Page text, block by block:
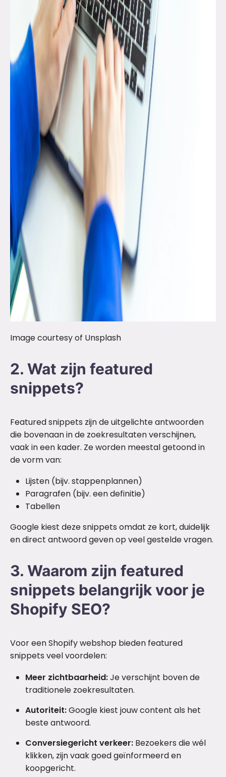
Image courtesy of Unsplash
2. Wat zijn featured
snippets?
Featured snippets zijn de uitgelichte antwoorden
die bovenaan in de zoekresultaten verschijnen,
vaak in een kader. Ze worden meestal getoond in
de vorm van:
Lijsten (bijv. stappenplannen)
Paragrafen (bijv. een definitie)
Tabellen
Google kiest deze snippets omdat ze kort, duidelijk
en direct antwoord geven op veel gestelde vragen.
3. Waarom zijn featured
snippets belangrijk voor je
Shopify SEO?
Voor een Shopify webshop bieden featured
snippets veel voordelen:
Meer zichtbaarheid:Je verschijnt boven de
traditionele zoekresultaten.
Autoriteit:Google kiest jouw content als het
beste antwoord.
Conversiegericht verkeer: Bezoekers die wél
klikken, zijn vaak goed geïnformeerd en
koopgericht.